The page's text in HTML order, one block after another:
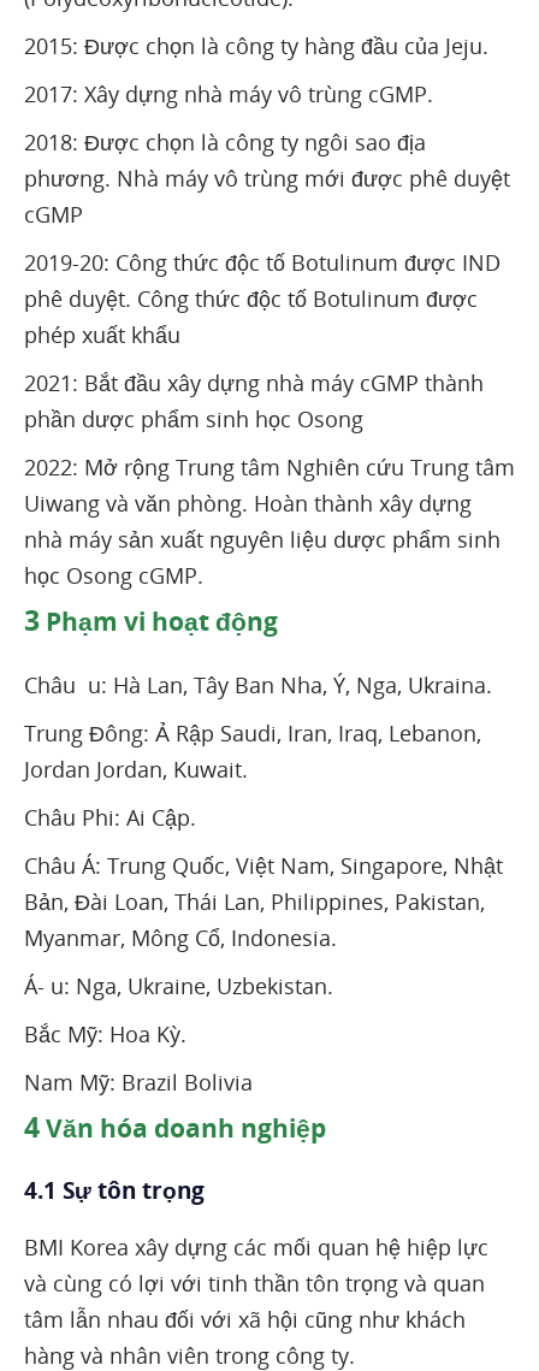
2015: Được chọn là công ty hàng đầu của Jeju.
2017: Xây dựng nhà máy vô trùng cGMP.
2018: Được chọn là công ty ngôi sao địa
phương. Nhà máy vô trùng mới được phê duyệt
cGMP
2019-20: Công thức độc tố Botulinum được IND
phê duyệt. Công thức độc tố Botulinum được
phép xuất khẩu
2021: Bắt đầu xây dựng nhà máy cGMP thành
phần dược phẩm sinh học Osong
2022: Mở rộng Trung tâm Nghiên cứu Trung tâm
Uiwang và văn phòng. Hoàn thành xây dựng
nhà máy sản xuất nguyên liệu dược phẩm sinh
học Osong cGMP.
3 Phạm vi hoạt động
Châu u: Hà Lan, Tây Ban Nha, Ý, Nga, Ukraina.
Trung Đông: Ả Rập Saudi, Iran, Iraq, Lebanon,
Jordan Jordan, Kuwait.
Châu Phi: Ai Cập.
Châu Á: Trung Quốc, Việt Nam, Singapore, Nhật
Bản, Đài Loan, Thái Lan, Philippines, Pakistan,
Myanmar, Mông Cổ, Indonesia.
Á- u: Nga, Ukraine, Uzbekistan.
Bắc Mỹ: Hoa Kỳ.
Nam Mỹ: Brazil Bolivia
4Văn hóa doanh nghiệp
4.1 Sự tôn trọng
BMI Korea xây dựng các mối quan hệ hiệp lực
và cùng có lợi với tinh thần tôn trọng và quan
tâm lẫn nhau đối với xã hội cũng như khách
hàng và nhân viên trong công ty.